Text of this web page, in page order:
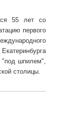
55 лет со
первого
"под шпилем",
столицы.